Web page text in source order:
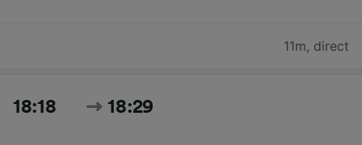
11m, direct
18:18 18:29